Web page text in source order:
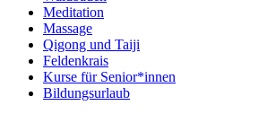
Meditation
Massage
Qigong und Taiji
Feldenkrais
Kurse für Senior*innen
Bildungsurlaub